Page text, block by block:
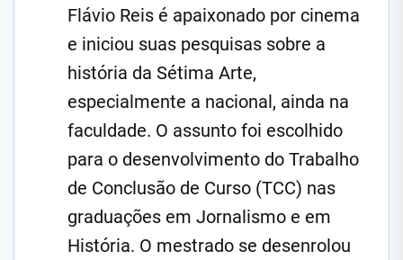
Flávio Reis é apaixonado por cinema
e iniciou suas pesquisas sobre a
história da Sétima Arte,
especialmente a nacional, ainda na
faculdade. O assunto foi escolhido
para o desenvolvimento do Trabalho
de Conclusão de Curso (TCC) nas
graduações em Jornalismo e em
História. O mestrado se desenrolou